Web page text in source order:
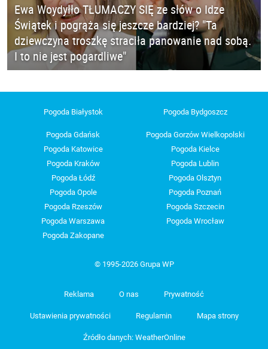
Ewa Woydyłło TŁUMACZY SIĘ ze słów o Idze
Świątek i pogrąża się jeszcze bardziej? "Ta
dziewczyna troszkę straciła panowanie nad sobą.
I to nie jest pogardliwe"
Pogoda Białystok Pogoda Bydgoszcz
Pogoda Gdańsk
Pogoda Gorzów Wielkopolski
Pogoda Katowice
Pogoda Kielce
Pogoda Kraków
Pogoda Lublin
Pogoda Łódź
Pogoda Olsztyn
Pogoda Opole
Pogoda Poznań
Pogoda Rzeszów
Pogoda Szczecin
Pogoda Warszawa
Pogoda Wrocław
Pogoda Zakopane
© 1995-2026 Grupa WP
Reklama O nas Prywatność
Ustawienia prywatności Regulamin Mapa strony
Źródło danych: WeatherOnline